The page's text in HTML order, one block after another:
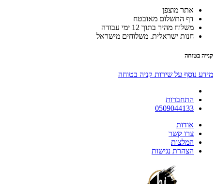
אתר מוצפן
דף התשלום מאובטח
משלוח מהיר בתוך 12 ימי עבודה
חנות ישראלית. משלוחים מישראל
קנייה בטוחה
מידע נוסף על שירות קניה בטוחה
התחברות
0509044133
אודות
צרו קשר
המלצות
הצהרת נגישות